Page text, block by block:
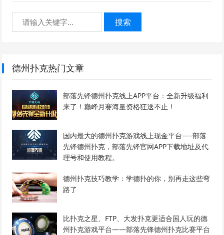
搜索
德州扑克热门文章
部落先锋德州扑克线上APP平台：全新升级福利
来了！巅峰月赛海量资格狂送不止！
国内最大的德州扑克游戏线上现金平台—–部落
先锋德州扑克，部落先锋官网APP下载地址及代
理号和使用教程。
德州扑克技巧教学：学德扑的你，别再走这些弯
路了
比扑克之星、FTP、大发扑克更适合国人玩的德
州扑克游戏平台——部落先锋德州扑克比赛平台